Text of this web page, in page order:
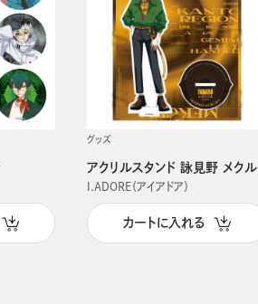
グッズ
アクリルスタンド 詠見野 メクル
I.ADORE（アイアドア）
カートに入れる